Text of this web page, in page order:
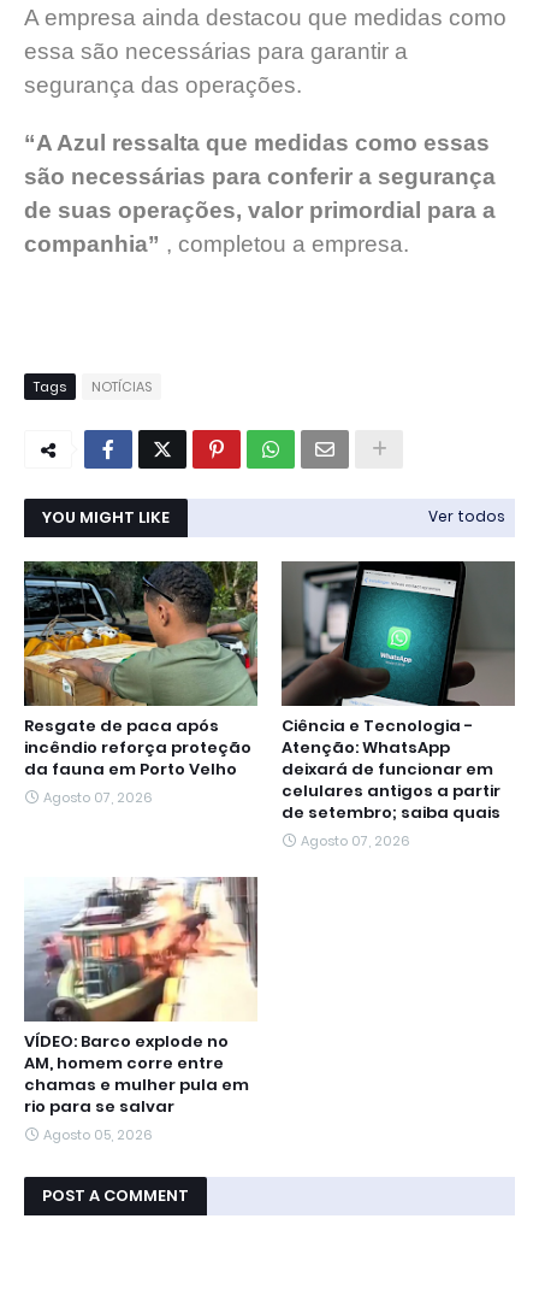
A empresa ainda destacou que medidas como
essa são necessárias para garantir a
segurança das operações.
“A Azul ressalta que medidas como essas
são necessárias para conferir a segurança
de suas operações, valor primordial para a
companhia” , completou a empresa.
Tags NOTÍCIAS
YOU MIGHT LIKE Ver todos
Resgate de paca após
incêndio reforça proteção
da fauna em Porto Velho
Agosto 07, 2026
Ciência e Tecnologia -
Atenção: WhatsApp
deixará de funcionar em
celulares antigos a partir
de setembro; saiba quais
Agosto 07, 2026
VÍDEO: Barco explode no
AM, homem corre entre
chamas e mulher pula em
rio para se salvar
Agosto 05, 2026
POST A COMMENT